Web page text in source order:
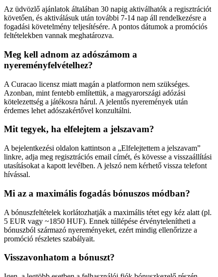
Az üdvözlő ajánlatok általában 30 napig aktiválhatók a regisztrációt
követően, és aktiválásuk után további 7-14 nap áll rendelkezésre a
fogadási követelmény teljesítésére. A pontos dátumok a promóciós
feltételekben vannak meghatározva.
Meg kell adnom az adószámom a
nyereményfelvételhez?
A Curacao licensz miatt magán a platformon nem szükséges.
Azonban, mint fentebb említettük, a magyarországi adózási
kötelezettség a játékosra hárul. A jelentős nyeremények után
érdemes lehet adószakértővel konzultálni.
Mit tegyek, ha elfelejtem a jelszavam?
A bejelentkezési oldalon kattintson a „Elfelejtettem a jelszavam”
linkre, adja meg regisztrációs email címét, és kövesse a visszaállítási
utasításokat a kapott levélben. A jelszó nem kérhető vissza telefont
hívással.
Mi az a maximális fogadás bónuszos módban?
A bónuszfeltételek korlátozhatják a maximális tétet egy kéz alatt (pl.
5 EUR vagy ~1850 HUF). Ennek túllépése érvénytelenítheti a
bónuszból származó nyereményeket, ezért mindig ellenőrizze a
promóció részletes szabályait.
Visszavonhatom a bónuszt?